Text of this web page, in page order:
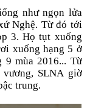
như ngọn lửa
Nghệ. Từ đó tới
3. Họ tụt xuống
xuống hạng 5 ở
9 mùa 2016... Từ
SLNA giờ
trung.